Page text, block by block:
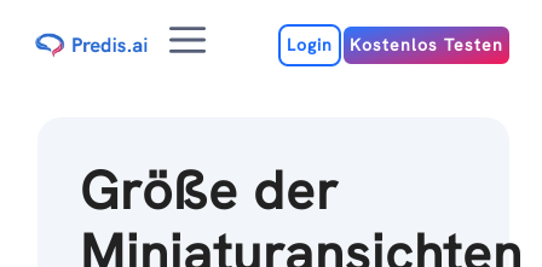
Inhalt
MenuLogin Kostenlos Testen
Größe der
Miniaturansichten